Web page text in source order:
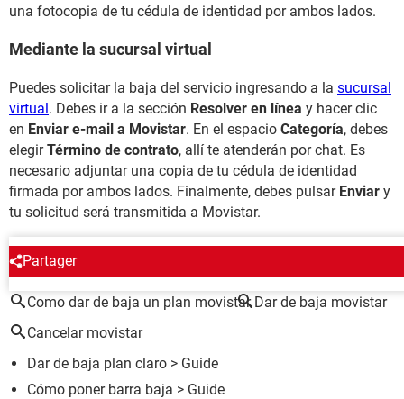
una fotocopia de tu cédula de identidad por ambos lados.
Mediante la sucursal virtual
Puedes solicitar la baja del servicio ingresando a la sucursal
virtual. Debes ir a la sección Resolver en línea y hacer clic
en Enviar e-mail a Movistar. En el espacio Categoría, debes
elegirTérmino de contrato, allí te atenderán por chat. Es
necesario adjuntar una copia de tu cédula de identidad
firmada por ambos lados. Finalmente, debes pulsar Enviar y
tu solicitud será transmitida a Movistar.
Partager
ALREDEDOR DEL MISMO TEMA
Como dar de baja un plan movistar Dar de baja movistar
Cancelar movistar
Dar de baja plan claro > Guide
Cómo poner barra baja > Guide